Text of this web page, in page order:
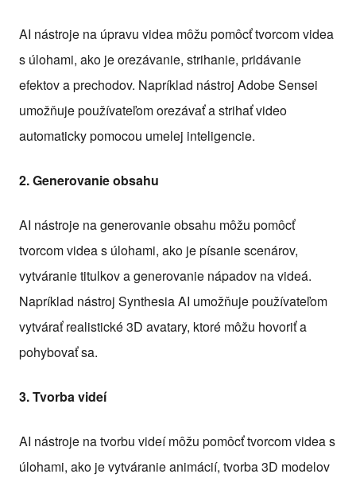
AI nástroje na úpravu videa môžu pomôcť tvorcom videa
s úlohami, ako je orezávanie, strihanie, pridávanie
efektov a prechodov. Napríklad nástroj Adobe Sensei
umožňuje používateľom orezávať a strihať video
automaticky pomocou umelej inteligencie.
2. Generovanie obsahu
AI nástroje na generovanie obsahu môžu pomôcť
tvorcom videa s úlohami, ako je písanie scenárov,
vytváranie titulkov a generovanie nápadov na videá.
Napríklad nástroj Synthesia AI umožňuje používateľom
vytvárať realistické 3D avatary, ktoré môžu hovoriť a
pohybovať sa.
3. Tvorba videí
AI nástroje na tvorbu videí môžu pomôcť tvorcom videa s
úlohami, ako je vytváranie animácií, tvorba 3D modelov